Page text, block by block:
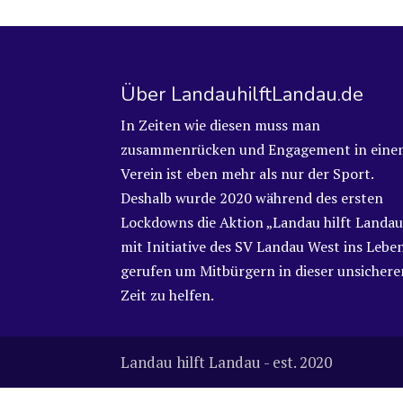
Über LandauhilftLandau.de
In Zeiten wie diesen muss man
zusammenrücken und Engagement in
Verein ist eben mehr als nur der Sport.
Deshalb wurde 2020 während des ersten
Lockdowns die Aktion „Landau hilft
mit Initiative des SV Landau West ins
gerufen um Mitbürgern in dieser
Zeit zu helfen.
Landau hilft Landau - est. 2020